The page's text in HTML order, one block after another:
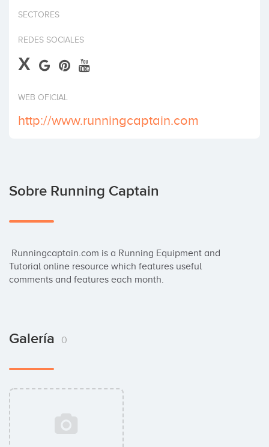
Invertir
SECTORES
REDES SOCIALES
X
WEB OFICIAL
http://www.runningcaptain.com
Sobre Running Captain
Tutorial online resource which features useful
comments and features each month.
Galería 0